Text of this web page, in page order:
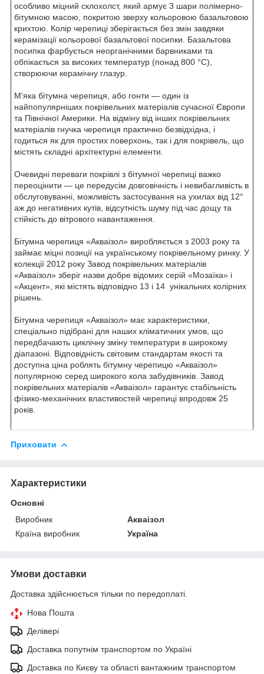
особливо міцний склохолст, який армує 3 шари полімерно-
бітумною масою, покритою зверху кольоровою базальтовою
крихтою. Колір черепиці зберігається без змін завдяки
керамізації кольорової базальтової посипки. Базальтова
посипка фарбується неорганічними барвниками та
обпікається за високих температур (понад 800 °C),
створюючи керамічну глазур.
М'яка бітумна черепиця, або гонти — один із
найпопулярніших покрівельних матеріалів сучасної Європи
та Північної Америки. На відміну від інших покрівельних
матеріалів гнучка черепиця практично безвідхідна, і
годиться як для простих поверхонь, так і для покрівель, що
містять складні архітектурні елементи.
Очевидні переваги покрівлі з бітумної черепиці важко
переоцінити — це передусім довговічність і невибагливість в
обслуговуванні, можливість застосування на ухилах від 12°
аж до негативних кутів, відсутність шуму під час дощу та
стійкість до вітрового навантаження.
Бітумна черепиця «Акваізол» виробляється з 2003 року та
займає міцні позиції на українському покрівельному ринку. У
колекції 2012 року Завод покрівельних матеріалів
«Акваізол» зберіг назви добре відомих серій «Мозаїка» і
«Акцент», які містять відповідно 13 і 14 унікальних колірних
рішень.
Бітумна черепиця «Акваізол» має характеристики,
спеціально підібрані для наших кліматичних умов, що
передбачають циклічну зміну температури в широкому
діапазоні. Відповідність світовим стандартам якості та
доступна ціна роблять бітумну черепицю «Акваізол»
популярною серед широкого кола забудівників. Завод
покрівельних матеріалів «Акваізол» гарантує стабільність
фізико-механічних властивостей черепиці впродовж 25
років.
Приховати
Характеристики
Основні
Виробник
Акваізол
Країна виробник
Україна
Умови доставки
Доставка здійснюється тільки по передоплаті.
Нова Пошта
Делівері
Доставка попутнім транспортом по Україні
Доставка по Києву та області вантажним транспортом